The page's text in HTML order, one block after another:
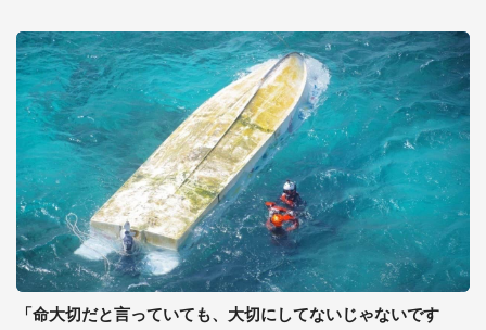
「命大切だと言っていても、大切にしてないじゃないです